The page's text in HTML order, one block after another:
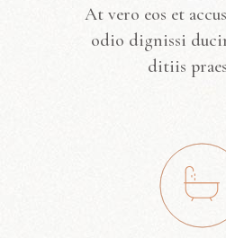
At vero eos et
odio dignissi
ditiis